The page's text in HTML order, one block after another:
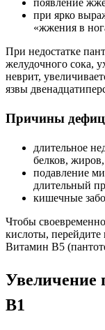
появление
при ярко
«жжения в
При недостатке
желудочного сока,
неврит,
язвы
Причины
длительное
белков,
подавление
длительный
кишечные
Чтобы
кислоты,
Витамин B5
Увеличение
В1